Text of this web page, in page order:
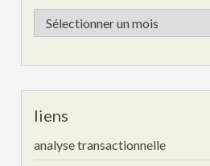
Les
archives
liens
analyse transactionnelle